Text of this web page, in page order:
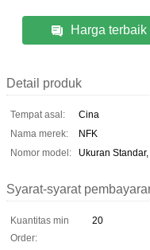
Harga terbaik
Detail produk
Tempat asal:
Cina
Nama merek:
NFK
Nomor model:
Ukuran
Syarat-syarat
Kuantitas min
Order:
20